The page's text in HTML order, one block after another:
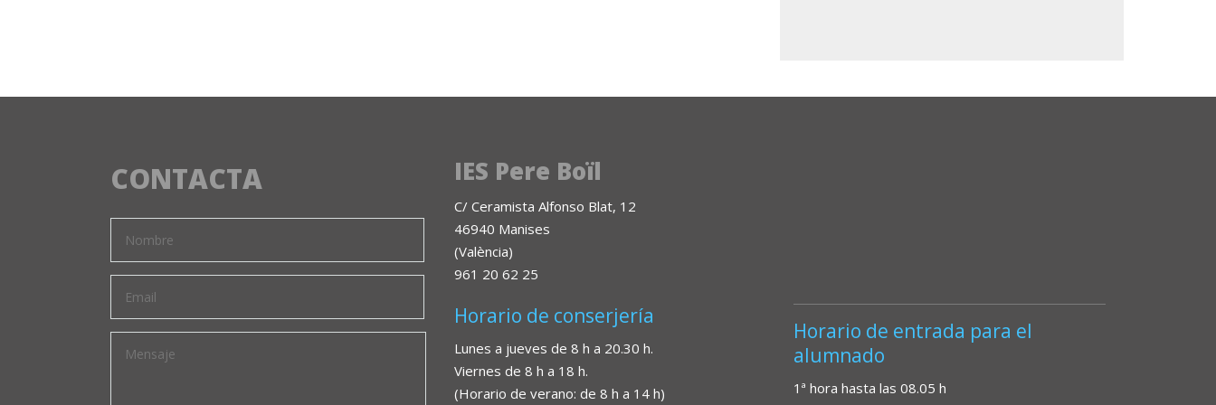
CONTACTA IES Pere Boïl
C/ Ceramista Alfonso Blat, 12
46940 Manises
(València)
961 20 62 25
Horario de conserjería
Lunes a jueves de 8 h a 20.30 h.
Viernes de 8 h a 18 h.
(Horario de verano: de 8 h a 14 h)
Horario de entrada para el
alumnado
1ª hora hasta las 08.05 h